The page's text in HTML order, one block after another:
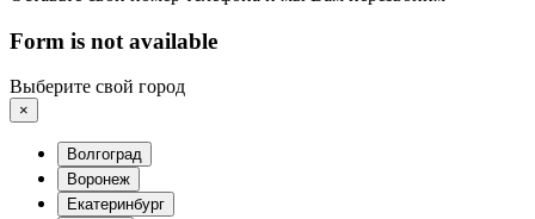
Form is not available
Выберите свой город
×
Волгоград
Воронеж
Екатеринбург